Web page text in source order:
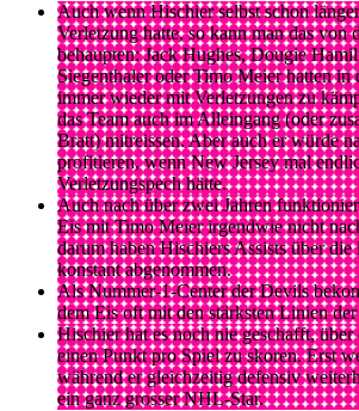
Auch wenn Hischier selbst schon
Verletzung hatte, so kann man das von
behaupten: Jack Hughes, Dougie
Siegenthaler oder Timo Meier hatten in
immer wieder mit Verletzungen zu
das Team auch im Alleingang (oder
Bratt) mitreissen. Aber auch er würde
profitieren, wenn New Jersey mal
Verletzungspech hätte.
Auch nach über zwei Jahren
Eis mit Timo Meier irgendwie nicht
darum haben Hischiers Assists über die
konstant abgenommen.
Als Nummer-1-Center der Devils
dem Eis oft mit den stärksten Linien
Hischier hat es noch nie geschafft, über
einen Punkt pro Spiel zu skoren. Erst
während er gleichzeitig defensiv
ein ganz grosser NHL-Star.